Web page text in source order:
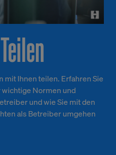
mit Ihnen teilen. Erfahren Sie
Normen und
und wie Sie mit den
als Betreiber umgehen